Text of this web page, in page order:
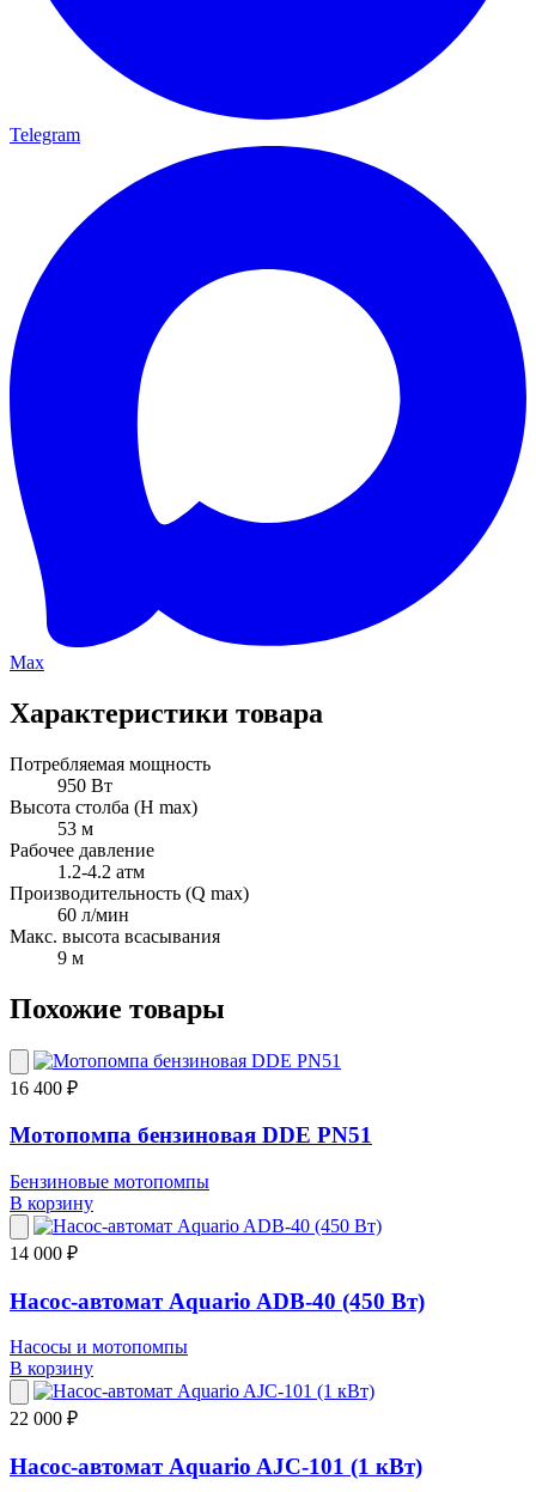
Telegram
Max
Характеристики товара
Потребляемая мощность
950 Вт
Высота столба (H max)
53 м
Рабочее давление
1.2-4.2 атм
Производительность (Q max)
60 л/мин
Макс. высота всасывания
9 м
Похожие товары
16 400 ₽
Мотопомпа бензиновая DDE PN51
Бензиновые мотопомпы
В корзину
14 000 ₽
Насос-автомат Aquario ADB-40 (450 Вт)
Насосы и мотопомпы
В корзину
22 000 ₽
Насос-автомат Aquario AJC-101 (1 кВт)